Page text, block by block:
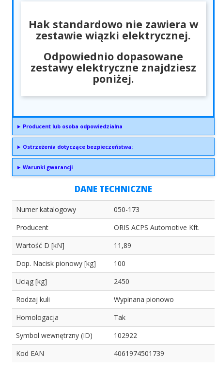
Hak standardowo nie zawiera w
zestawie wiązki elektrycznej.
Odpowiednio dopasowane
zestawy elektryczne znajdziesz
poniżej.
Producent lub osoba odpowiedzialna
Ostrzeżenia dotyczące bezpieczeństwa:
Warunki gwarancji
DANE TECHNICZNE
Numer katalogowy
050-173
Producent
ORIS ACPS Automotive Kft.
Wartość D [kN]
11,89
Dop. Nacisk pionowy [kg]
100
Uciąg [kg]
2450
Rodzaj kuli
Wypinana pionowo
Homologacja
Tak
Symbol wewnętrzny (ID)
102922
Kod EAN
4061974501739